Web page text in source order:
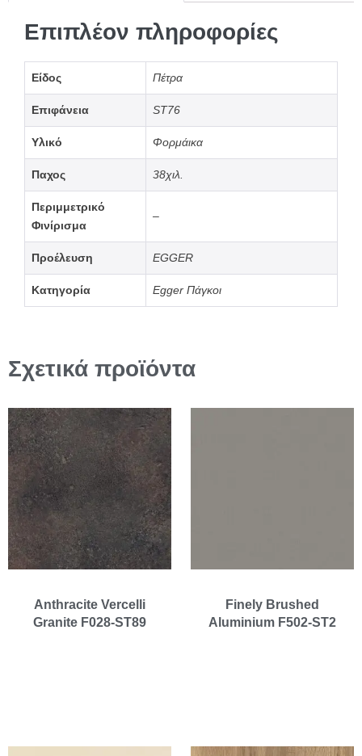
Επιπλέον πληροφορίες
Είδος Πέτρα
Επιφάνεια ST76
Υλικό Φορμάικα
Παχος 38χιλ.
Περιμμετρικό
Φινίρισμα
–
Προέλευση EGGER
Κατηγορία Egger Πάγκοι
Σχετικά προϊόντα
Anthracite Vercelli
Granite F028-ST89
Finely Brushed
Aluminium F502-ST2